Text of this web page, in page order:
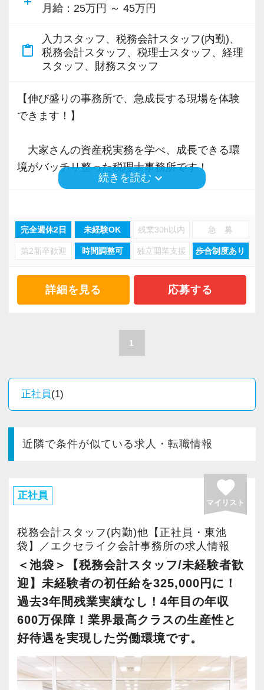
月給 ：25万円 ～ 45万円
content_paste
入力スタッフ、税務会計スタッフ(内勤)、
税務会計スタッフ、税理士スタッフ、経理
スタッフ、財務スタッフ
【伸び盛りの事務所で、急成長する現場を体験
できます！】
大家さんの資産税実務を学べ、成長できる環
境がバッチリ整った税理士事務所です！
に、不動産オーナー様向けの税務サービスを行
っています。
法人税申告書の作成、相続税申告、節税対策
他士業とのネットワークを利用したワンスト
ップサービスなど、お客様の立場に立ったサー
てきました。
＼ご依頼の増加／に伴い、税理士法人化も視
野に入れ、さらなる＼業務拡大／を考えていま
私たちを支えてくれる新しい仲間を募集して
います！
事務所の成長過程を体験できるチャンスで
す！
＼POINT／
【フラットな組織が自慢です！】
（１）業界未経験者が活躍中です！
業界未経験の職員も活躍している事務所
続きを読む keyboard_arrow_down
完全週休2日 未経験OK 残業30h以内 急 募
第2新卒歓迎 時間調整可 独立開業支援 歩合制度あり
詳細を見る 応募する
1
正社員(1)
近隣で条件が似ている求人・転職情報
正社員 favorite
マイリスト
税務会計スタッフ(内勤)他【正社員・東池
袋】／エクセライク会計事務所の求人情報
＜池袋＞【税務会計スタッフ/未経験者歓
迎】未経験者の初任給を325,000円に！
過去3年間残業実績なし！4年目の年収
600万保障！業界最高クラスの生産性と
好待遇を実現した労働環境です。